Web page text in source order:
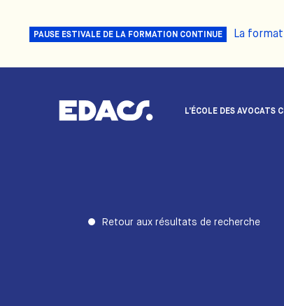
PAUSE ESTIVALE DE LA FORMATION CONTINUE La
L'ÉCOLE DES AVOCATS
Retour aux résultats de recherche